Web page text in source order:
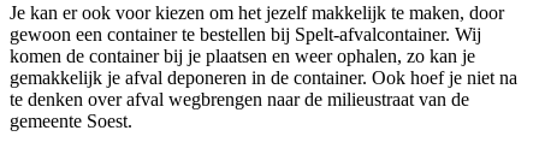
Je kan er ook voor kiezen om het jezelf makkelijk te maken, door
gewoon een container te bestellen bij Spelt-afvalcontainer. Wij
komen de container bij je plaatsen en weer ophalen, zo kan je
gemakkelijk je afval deponeren in de container. Ook hoef je niet na
te denken over afval wegbrengen naar de milieustraat van de
gemeente Soest.